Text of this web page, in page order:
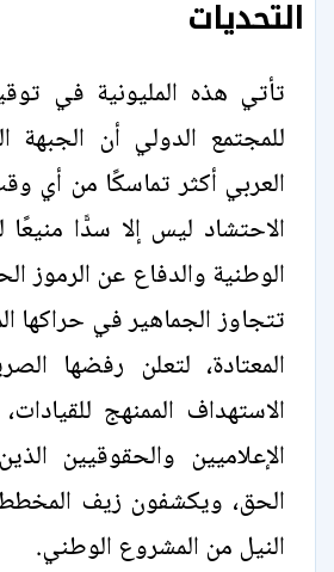
التحديات
تأتي هذه المليونية في
للمجتمع الدولي أن الجبهة
العربي أكثر تماسكًا من أي
الاحتشاد ليس إلا سدًّا
الوطنية والدفاع عن الرموز
تتجاوز الجماهير في حراكها
المعتادة، لتعلن رفضها
الاستهداف الممنهج
الإعلاميين والحقوقيين
الحق، ويكشفون زيف
النيل من المشروع الوطني.